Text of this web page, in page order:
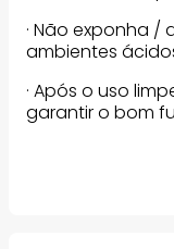
· Não exponha
ambientes
· Após o uso
garantir o bom